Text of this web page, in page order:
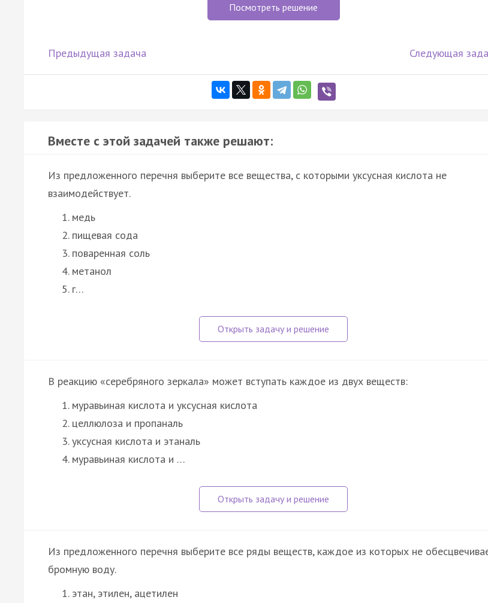
Посмотреть решение
Предыдущая задача Следующая
Вместе с этой задачей также решают:
Из предложенного перечня выберите все вещества, с которыми уксусная кислота не
взаимодействует.
медь
пищевая сода
поваренная соль
метанол
г…
В реакцию «серебряного зеркала» может вступать каждое из двух веществ:
муравьиная кислота и уксусная кислота
целлюлоза и пропаналь
уксусная кислота и этаналь
муравьиная кислота и …
Из предложенного перечня выберите все ряды веществ, каждое из которых не
бромную воду.
этан, этилен, ацетилен